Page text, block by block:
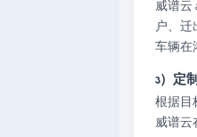
威谱云
户、迁
车辆在
3）定
根据目
威谱云